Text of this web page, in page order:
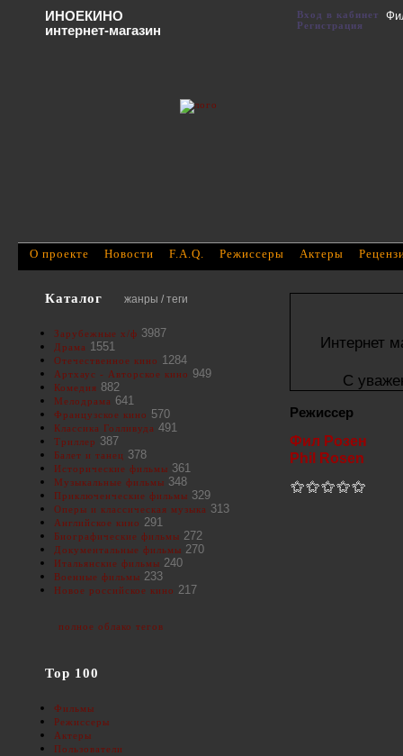
Интернет
С
Режиссер
Фил Розен
Phil Rosen
Каталог жанры / теги
Зарубежные х/ф 3987
Драма 1551
Отечественное кино 1284
Артхаус - Авторское кино 949
Комедия 882
Мелодрама 641
Французское кино 570
Классика Голливуда 491
Триллер 387
Балет и танец 378
Исторические фильмы 361
Музыкальные фильмы 348
Приключенческие фильмы 329
Оперы и классическая музыка 313
Английское кино 291
Биографические фильмы 272
Документальные фильмы 270
Итальянские фильмы 240
Военные фильмы 233
Новое российское кино 217
полное облако тегов
Top 100
Фильмы
Режиссеры
Актеры
Пользователи
О проекте Новости F.A.Q. Режиссеры Актеры
ИНОЕКИНО
интернет-магазин
Вход в кабинет
Регистрация